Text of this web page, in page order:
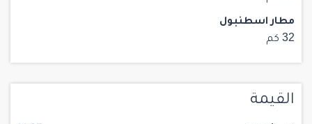
مطار اسطنبول
32 كم
القيمة